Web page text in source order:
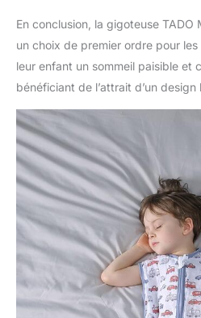
En conclusion, la gigoteuse TADO
un choix de premier ordre pour
leur enfant un sommeil paisible et
bénéficiant de l’attrait d’un